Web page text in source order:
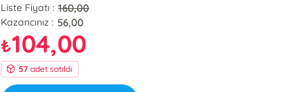
Liste Fiyatı : 160,00
Kazancınız : 56,00
₺104,00
57 adet satıldı